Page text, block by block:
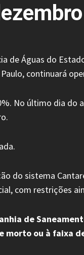
de Águas do
continuará
No último dia
do sistema
com restrições
de
morto ou à